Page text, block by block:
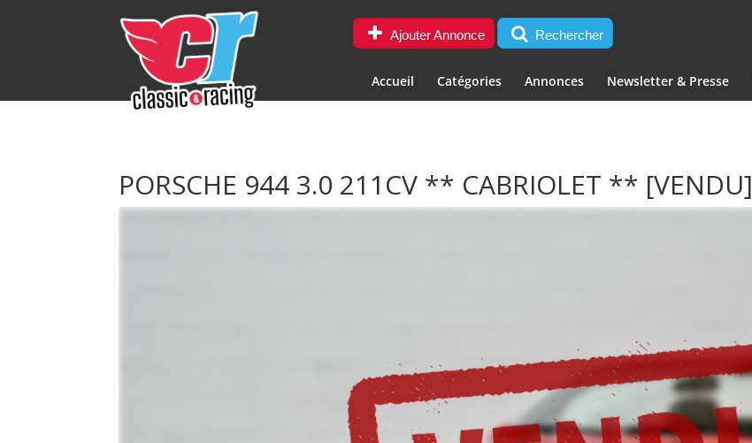
Ajouter Annonce Rechercher
Accueil Catégories Annonces Newsletter & Presse
PORSCHE 944 3.0 211CV ** CABRIOLET ** [VENDU]